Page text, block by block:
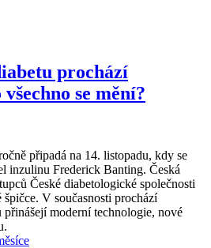
prochází
se mění?
připadá na 14. listopadu, kdy se
inzulinu Frederick Banting. Česká
České diabetologické společnosti
V současnosti prochází
moderní technologie, nové